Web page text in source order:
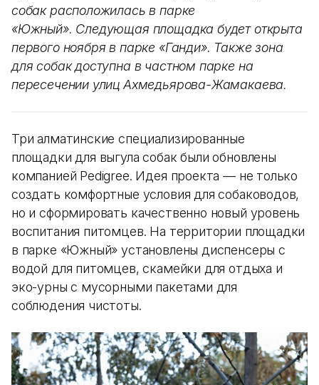
собак расположилась в парке
«Южный». Следующая площадка будет открыта
первого ноября в парке «Ганди». Также зона
для собак доступна в частном парке на
пересечении улиц Ахмедьярова-Жамакаева.
Три алматинские специализированные
площадки для выгула собак были обновлены
компанией Pedigree. Идея проекта — не только
создать комфортные условия для собаководов,
но и сформировать качественно новый уровень
воспитания питомцев. На территории площадки
в парке «Южный» установлены диспенсеры с
водой для питомцев, скамейки для отдыха и
эко-урны с мусорными пакетами для
соблюдения чистоты.